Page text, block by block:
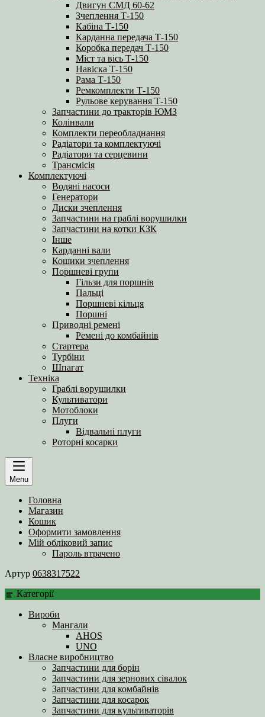
Двигун СМД 60-62
Зчеплення Т-150
Кабіна Т-150
Карданна передача Т-150
Коробка передач Т-150
Міст та вісь Т-150
Навіска Т-150
Рама Т-150
Ремкомплекти Т-150
Рульове керування Т-150
Запчастини до тракторів ЮМЗ
Колінвали
Комплекти переобладнання
Радіатори та комплектуючі
Радіатори та серцевини
Трансмісія
Комплектуючі
Водяні насоси
Генератори
Диски зчеплення
Запчастини на граблі ворушилки
Запчастини на котки КЗК
Інше
Карданні вали
Кошики зчеплення
Поршневі групи
Гільзи для поршнів
Пальці
Поршневі кільця
Поршні
Приводні ремені
Ремені до комбайнів
Стартера
Турбіни
Шпагат
Техніка
Граблі ворушилки
Культиватори
Мотоблоки
Плуги
Відвальні плуги
Роторні косарки
Menu
Головна
Магазин
Кошик
Оформити замовлення
Мій обліковий запис
Пароль втрачено
Артур 0638317522
Категорії
Вироби
Мангали
AHOS
UNO
Власне виробництво
Запчастини для борін
Запчастини для зернових сівалок
Запчастини для комбайнів
Запчастини для косарок
Запчастини для культиваторів